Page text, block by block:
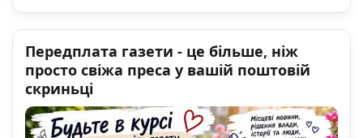
Передплата газети - це більше, ніж
просто свіжа преса у вашій поштовій
скриньці